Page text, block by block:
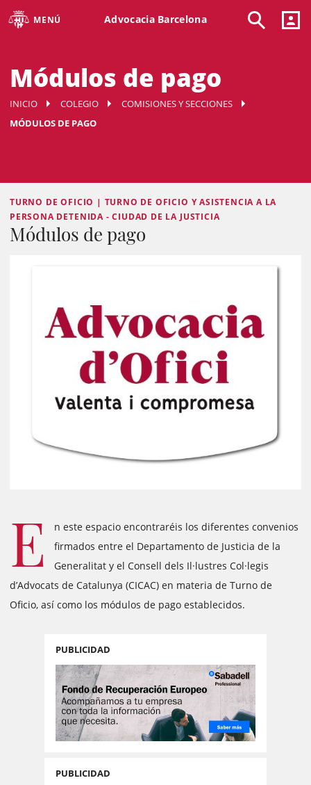
MENÚ Advocacia Barcelona
Módulos de pago
INICIO COLEGIO
COMISIONES Y SECCIONES
MÓDULOS DE PAGO
TURNO DE OFICIO | TURNO DE OFICIO Y ASISTENCIA A LA
PERSONA DETENIDA - CIUDAD DE LA JUSTICIA
Módulos de pago
E
n este espacio encontraréis los diferentes convenios
firmados entre el Departamento de Justicia de la
Generalitat y el Consell dels Il·lustres Col·legis
d’Advocats de Catalunya (CICAC) en materia de Turno de
Oficio, así como los módulos de pago establecidos.
PUBLICIDAD
PUBLICIDAD